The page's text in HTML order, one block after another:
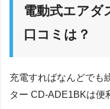
電動式エアダ
口コミは？
充電すればなんどでも
ター CD-ADE1BKは便